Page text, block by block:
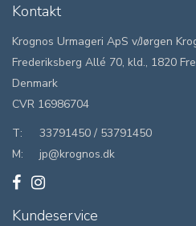
Kontakt
Krognos Urmageri ApS v/Jørgen
Frederiksberg Allé 70, kld., 1820
Denmark
CVR 16986704
T:
33791450 / 53791450
M:
jp@krognos.dk
Kundeservice